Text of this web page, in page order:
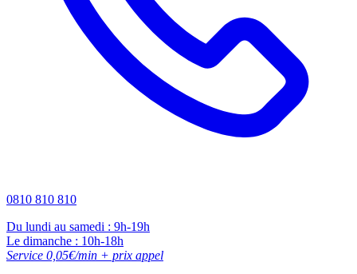
0810 810 810
Du lundi au samedi : 9h-19h
Le dimanche : 10h-18h
Service 0,05€/min + prix appel